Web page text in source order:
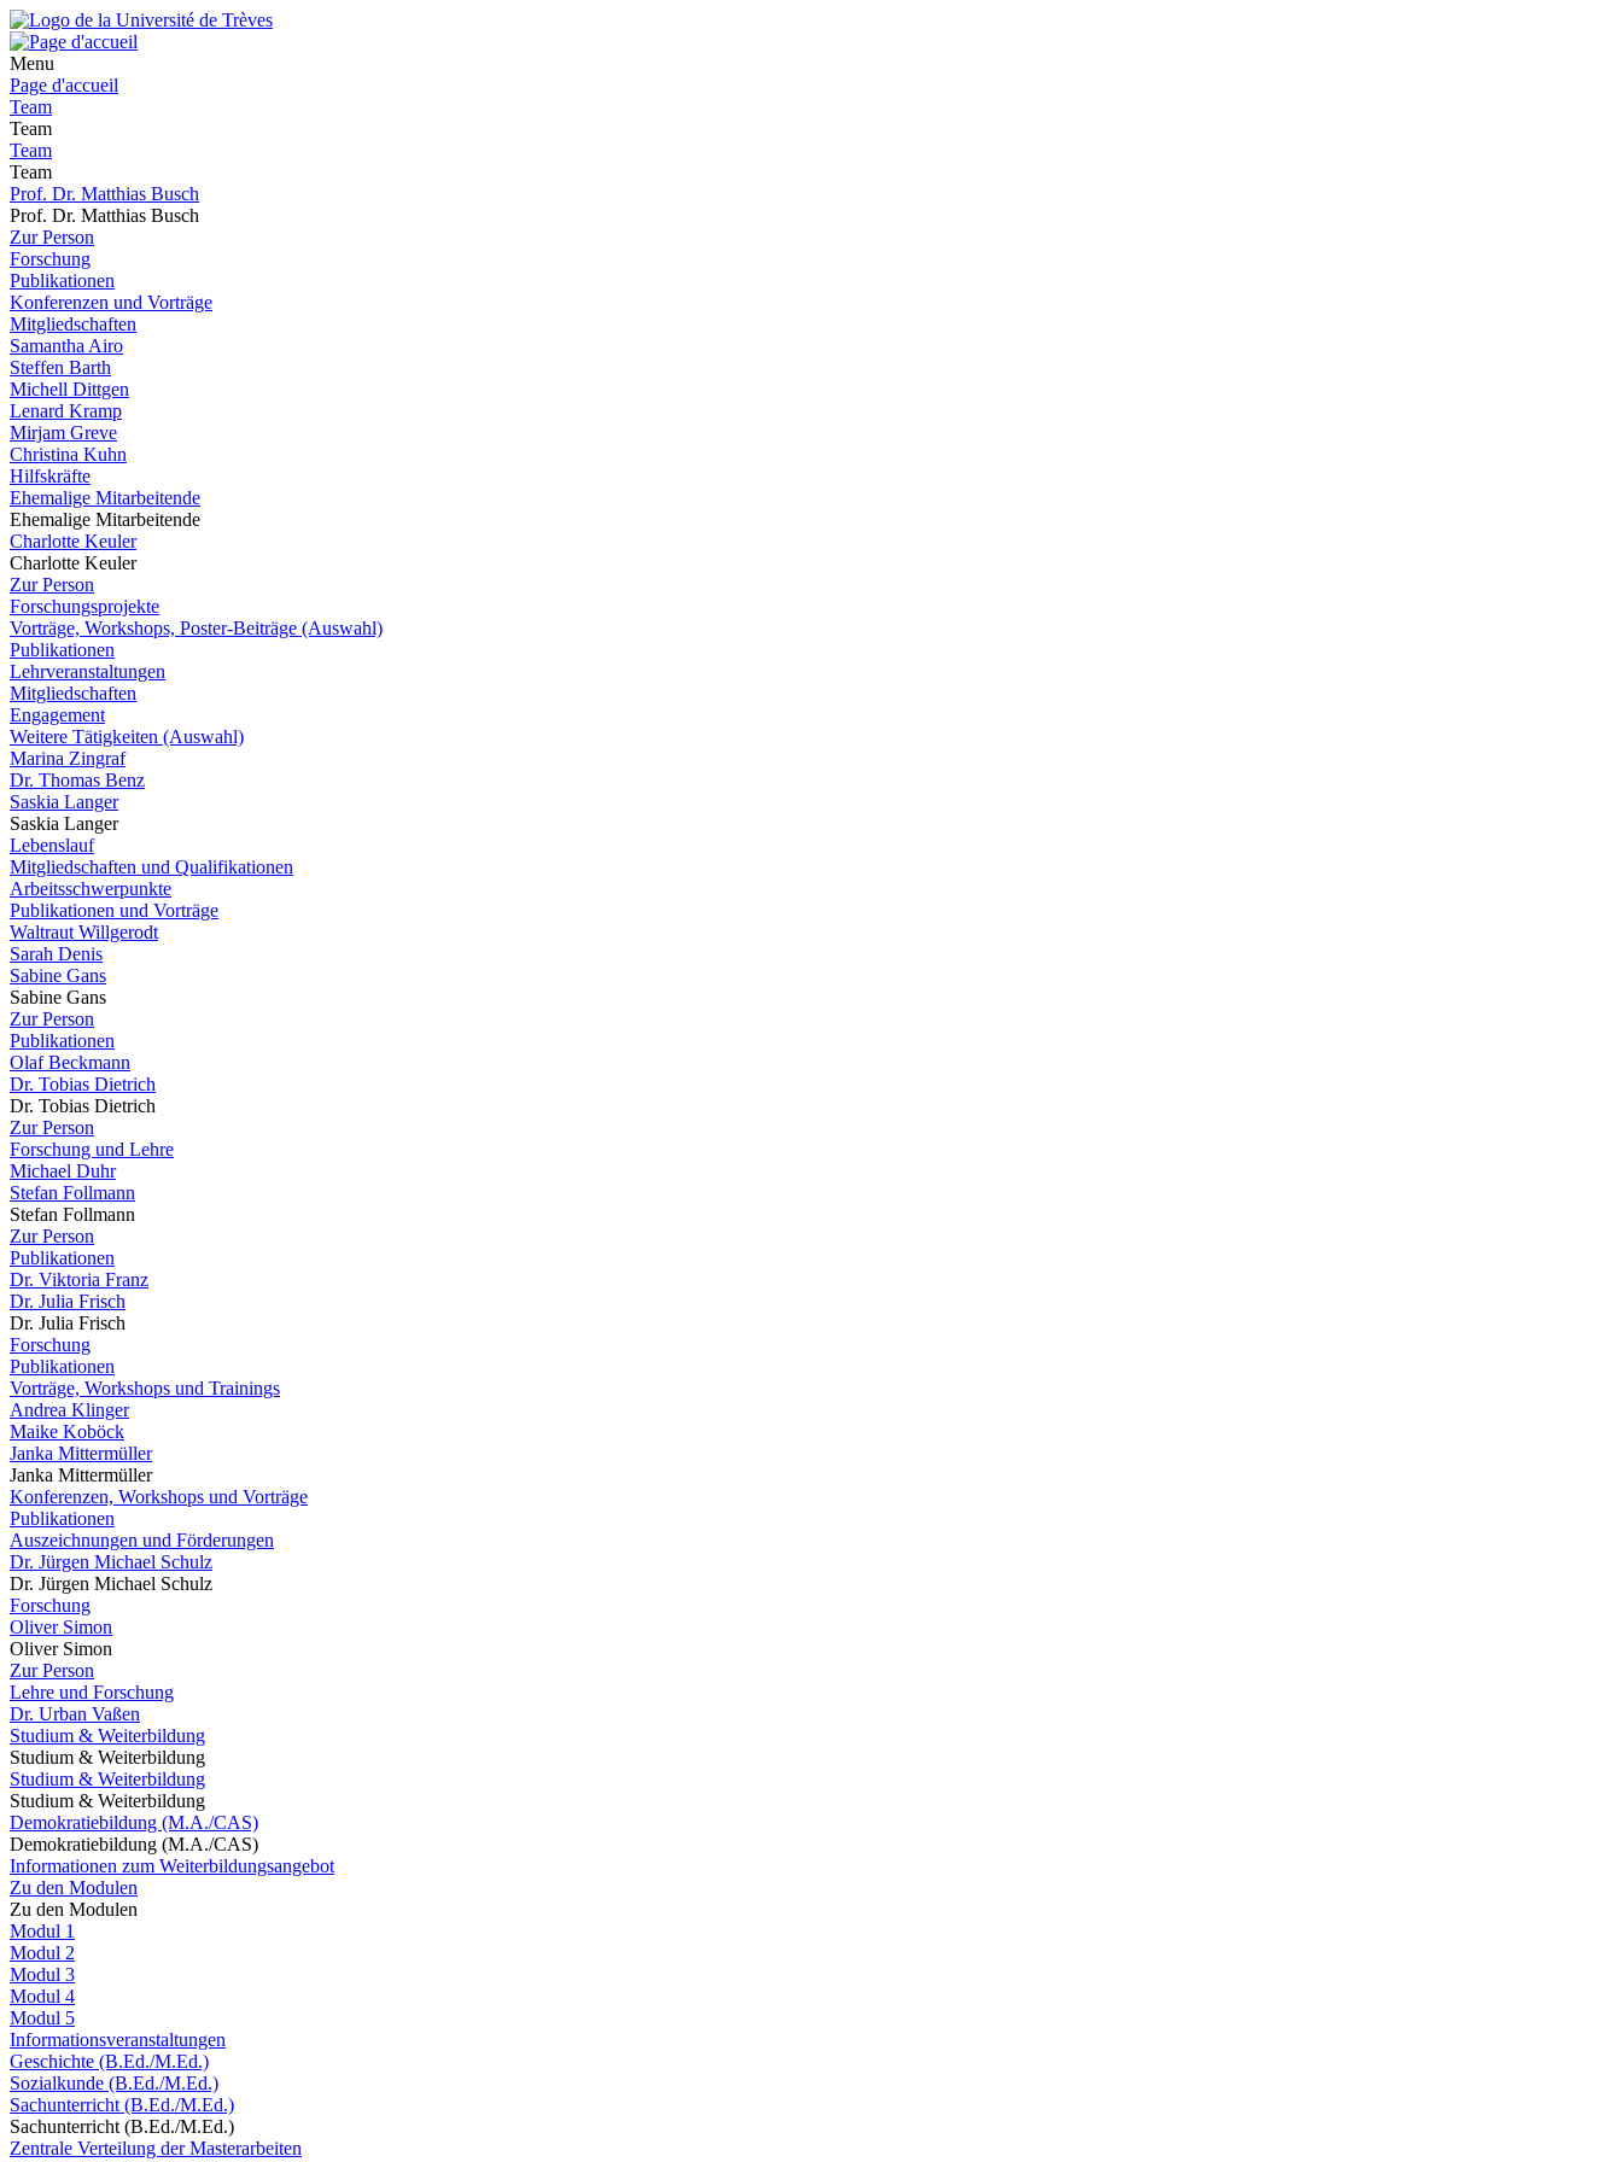
Menu
Page d'accueil
Team
Team
Team
Team
Prof. Dr. Matthias Busch
Prof. Dr. Matthias Busch
Zur Person
Forschung
Publikationen
Konferenzen und Vorträge
Mitgliedschaften
Samantha Airo
Steffen Barth
Michell Dittgen
Lenard Kramp
Mirjam Greve
Christina Kuhn
Hilfskräfte
Ehemalige Mitarbeitende
Ehemalige Mitarbeitende
Charlotte Keuler
Charlotte Keuler
Zur Person
Forschungsprojekte
Vorträge, Workshops, Poster-Beiträge (Auswahl)
Publikationen
Lehrveranstaltungen
Mitgliedschaften
Engagement
Weitere Tätigkeiten (Auswahl)
Marina Zingraf
Dr. Thomas Benz
Saskia Langer
Saskia Langer
Lebenslauf
Mitgliedschaften und Qualifikationen
Arbeitsschwerpunkte
Publikationen und Vorträge
Waltraut Willgerodt
Sarah Denis
Sabine Gans
Sabine Gans
Zur Person
Publikationen
Olaf Beckmann
Dr. Tobias Dietrich
Dr. Tobias Dietrich
Zur Person
Forschung und Lehre
Michael Duhr
Stefan Follmann
Stefan Follmann
Zur Person
Publikationen
Dr. Viktoria Franz
Dr. Julia Frisch
Dr. Julia Frisch
Forschung
Publikationen
Vorträge, Workshops und Trainings
Andrea Klinger
Maike Koböck
Janka Mittermüller
Janka Mittermüller
Konferenzen, Workshops und Vorträge
Publikationen
Auszeichnungen und Förderungen
Dr. Jürgen Michael Schulz
Dr. Jürgen Michael Schulz
Forschung
Oliver Simon
Oliver Simon
Zur Person
Lehre und Forschung
Dr. Urban Vaßen
Studium & Weiterbildung
Studium & Weiterbildung
Studium & Weiterbildung
Studium & Weiterbildung
Demokratiebildung (M.A./CAS)
Demokratiebildung (M.A./CAS)
Informationen zum Weiterbildungsangebot
Zu den Modulen
Zu den Modulen
Modul 1
Modul 2
Modul 3
Modul 4
Modul 5
Informationsveranstaltungen
Geschichte (B.Ed./M.Ed.)
Sozialkunde (B.Ed./M.Ed.)
Sachunterricht (B.Ed./M.Ed.)
Sachunterricht (B.Ed./M.Ed.)
Zentrale Verteilung der Masterarbeiten